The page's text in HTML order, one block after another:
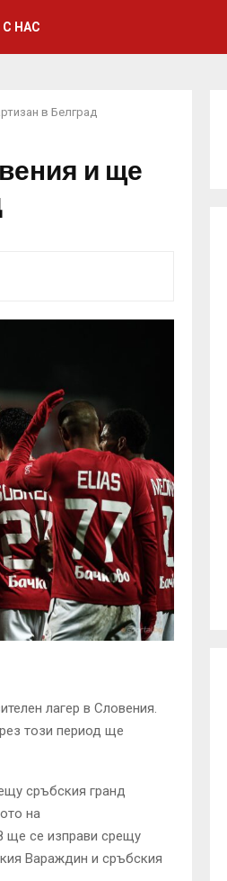
С НАС
в Белград
и ще
лагер в Словения.
този период ще
сръбския гранд
на
ще се изправи срещу
Вараждин и сръбския